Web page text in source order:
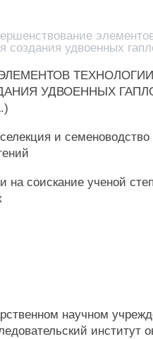
создания удвоенных
УДВОЕННЫХ
и семеноводство
соискание ученой
научном
институт